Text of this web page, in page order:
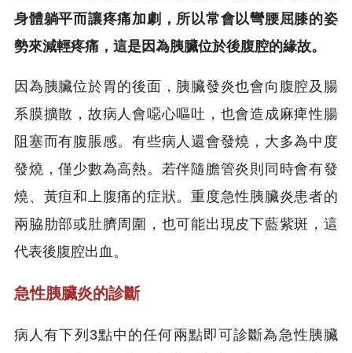
身體躺平而讓疼痛加劇，所以常會以彎腰屈膝的姿
勢來減輕疼痛，這是因為胰臟位於後腹腔的緣故。
因為胰臟位於胃的後面，胰臟發炎也會向腹腔及腸
系膜擴散，故病人會噁心嘔吐，也會造成麻痺性腸
阻塞而有腹脹感。有些病人還會發燒，大多為中度
發燒，僅少數為高熱。若伴隨膽管炎則同時會有發
燒、黃疸和上腹痛的症狀。重度急性胰臟炎患者的
兩脇肋部或肚臍周圍，也可能出現皮下藍紫斑，這
代表後腹腔出血。
急性胰臟炎的診斷
病人有下列3點中的任何兩點即可診斷為急性胰臟